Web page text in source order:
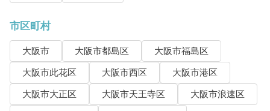
市区町村
大阪市 大阪市都島区
大阪市福島区
大阪市此花区
大阪市西区
大阪市港区
大阪市大正区
大阪市天王寺区
大阪市浪速区